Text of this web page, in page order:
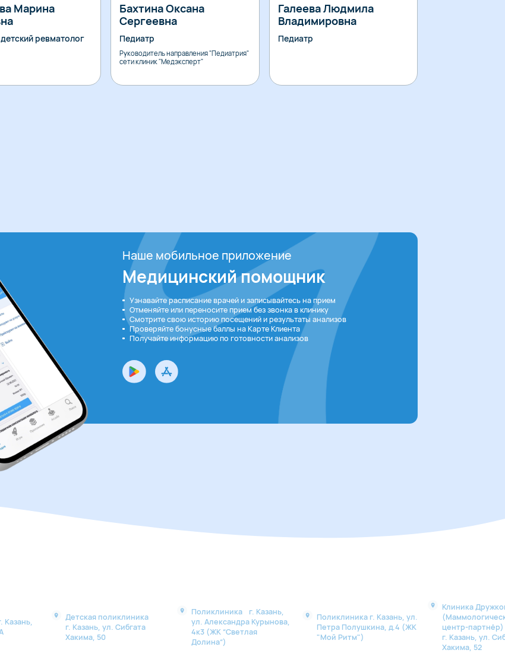
Марина
ревматолог
Бахтина Оксана
Сергеевна
Педиатр
Руководитель направления "Педиатрия"
сети клиник "Медэксперт"
Галеева Людмила
Владимировна
Педиатр
Наше мобильное приложение
Медицинский помощник
Узнавайте расписание врачей и записывайтесь на прием
Отменяйте или переносите прием без звонка в клинику
Смотрите свою историю посещений и результаты анализов
Проверяйте бонусные баллы на Карте Клиента
Получайте информацию по готовности анализов
Казань,
Детская поликлиника
г. Казань, ул. Сибгата
Хакима, 50
Поликлиника г. Казань,
ул. Александра Курынова,
4к3 (ЖК “Светлая
Долина“)
Поликлиника г. Казань, ул.
Петра Полушкина, д.4 (ЖК
"Мой Ритм")
Клиника
центр-
г. Казань, ул.
Хакима, 52